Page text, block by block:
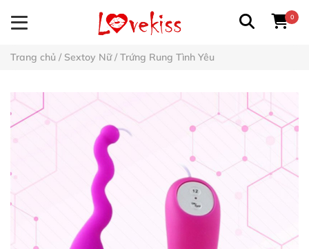
0
Trang chủ / Sextoy Nữ/ Trứng Rung Tình Yêu